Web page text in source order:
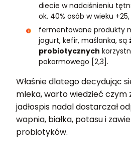
diecie w nadciśnieniu
ok. 40% osób w wieku +25,
fermentowane produkty
jogurt, kefir, maślanka, są
probiotycznych
pokarmowego [2,3].
Właśnie dlatego decydując
mleka, warto wiedzieć czym
jadłospis nadal dostarczał
wapnia, białka, potasu i
probiotyków.